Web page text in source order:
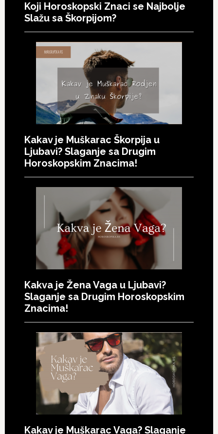
Koji Horoskopski Znaci se Najbolje
Slažu sa Škorpijom?
Kakav je Muškarac Škorpija u
Ljubavi? Slaganje sa Drugim
Horoskopskim Znacima!
Kakva je Žena Vaga u Ljubavi?
Slaganje sa Drugim Horoskopskim
Znacima!
Kakav je Muškarac Vaga? Slaganje